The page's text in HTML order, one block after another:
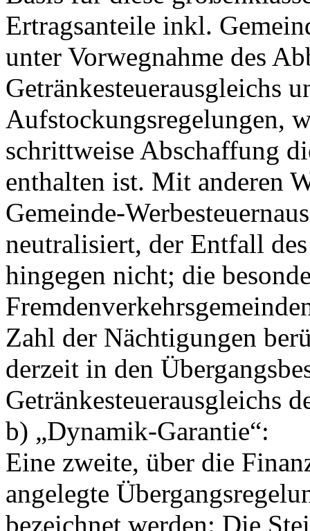
Ertragsanteile inkl.
unter Vorwegnahme des
Getränkesteuerausgleichs
Aufstockungsregelungen,
schrittweise Abschaffung
enthalten ist. Mit anderen
Gemeinde-
neutralisiert, der Entfall
hingegen nicht; die
Zahl der Nächtigungen
derzeit in den
Getränkesteuerausgleichs
b) „Dynamik-Garantie“:
Eine zweite, über die
angelegte
bezeichnet werden: Die